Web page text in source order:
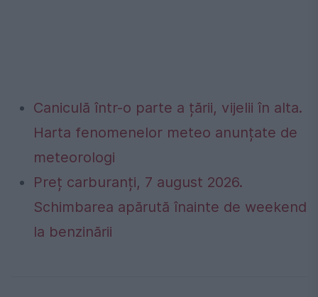
Caniculă într-o parte a țării, vijelii în alta.
Harta fenomenelor meteo anunțate de
meteorologi
Preț carburanți, 7 august 2026.
Schimbarea apărută înainte de weekend
la benzinării